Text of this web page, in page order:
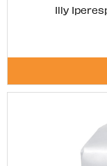
Illy